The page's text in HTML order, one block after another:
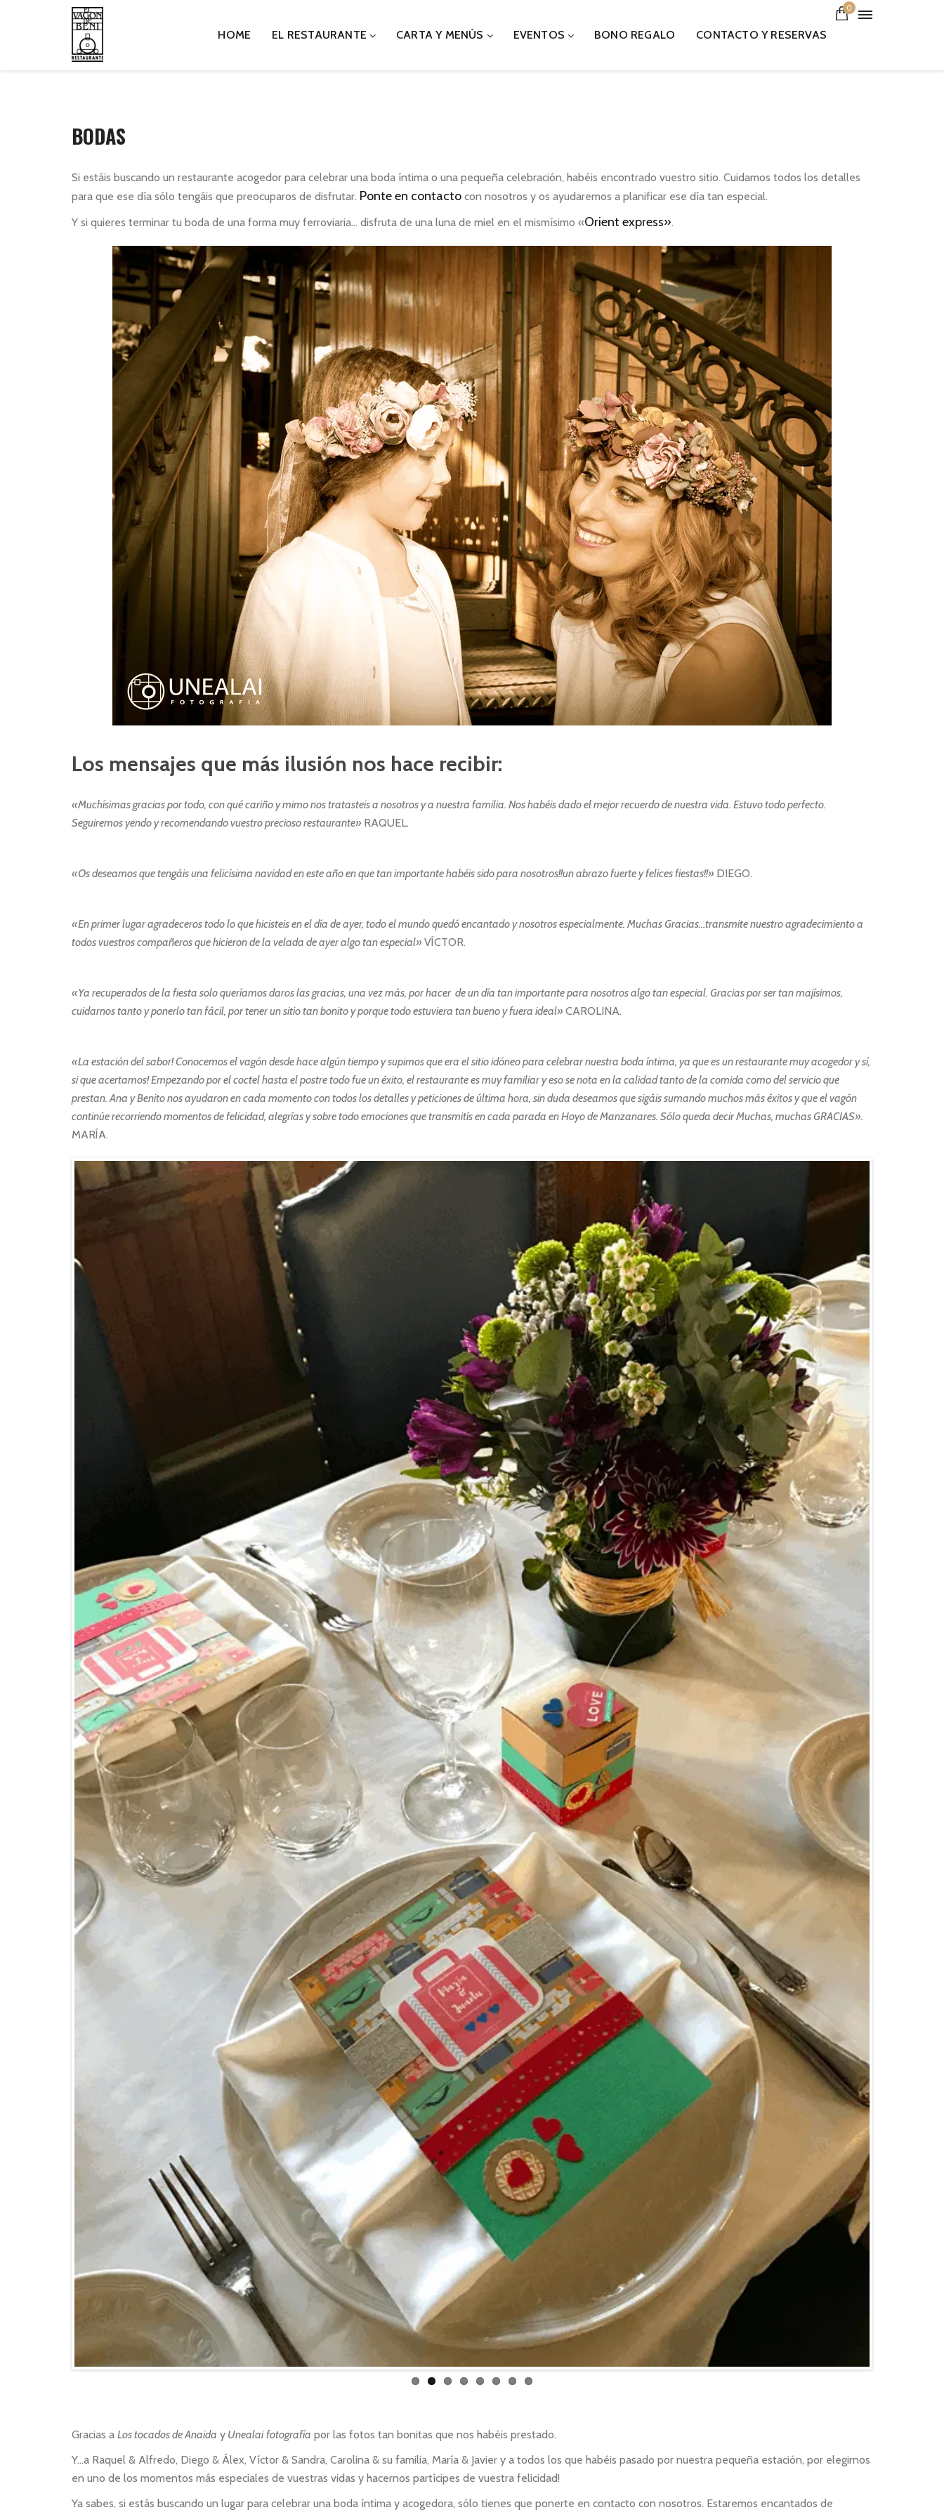
0
HOME EL RESTAURANTE CARTA Y MENÚS EVENTOS BONO REGALO CONTACTO Y RESERVAS
BODAS
Si estáis buscando un restaurante acogedor para celebrar una boda íntima o una pequeña celebración, habéis encontrado vuestro sitio. Cuidamos todos los detalles
para que ese día sólo tengáis que preocuparos de disfrutar. Ponte en contacto con nosotros y os ayudaremos a planificar ese día tan especial.
Y si quieres terminar tu boda de una forma muy ferroviaria… disfruta de una luna de miel en el mismísimo «Orient express».
Los mensajes que más ilusión nos hace recibir:
«Muchísimas gracias por todo, con qué cariño y mimo nos tratasteis a nosotros y a nuestra familia. Nos habéis dado el mejor recuerdo de nuestra vida. Estuvo todo perfecto.
Seguiremos yendo y recomendando vuestro precioso restaurante» RAQUEL.
«Os deseamos que tengáis una felicísima navidad en este año en que tan importante habéis sido para nosotros!!un abrazo fuerte y felices fiestas!!» DIEGO.
«En primer lugar agradeceros todo lo que hicisteis en el día de ayer, todo el mundo quedó encantado y nosotros especialmente. Muchas Gracias…transmite nuestro agradecimiento a
todos vuestros compañeros que hicieron de la velada de ayer algo tan especial» VÍCTOR.
«Ya recuperados de la fiesta solo queríamos daros las gracias, una vez más, por hacer de un día tan importante para nosotros algo tan especial. Gracias por ser tan majísimos,
cuidarnos tanto y ponerlo tan fácil, por tener un sitio tan bonito y porque todo estuviera tan bueno y fuera ideal» CAROLINA.
«La estación del sabor! Conocemos el vagón desde hace algún tiempo y supimos que era el sitio idóneo para celebrar nuestra boda íntima, ya que es un restaurante muy acogedor y sí,
si que acertamos! Empezando por el coctel hasta el postre todo fue un éxito, el restaurante es muy familiar y eso se nota en la calidad tanto de la comida como del servicio que
prestan. Ana y Benito nos ayudaron en cada momento con todos los detalles y peticiones de última hora, sin duda deseamos que sigáis sumando muchos más éxitos y que el vagón
continúe recorriendo momentos de felicidad, alegrías y sobre todo emociones que transmitís en cada parada en Hoyo de Manzanares. Sólo queda decir Muchas, muchas GRACIAS».
MARÍA.
Gracias aLos tocados de Anaida fotografía por las fotos tan bonitas que nos habéis prestado.
Y…a Raquel & Alfredo, Diego & Álex, Víctor & Sandra, Carolina & su familia, María & Javier y a todos los que habéis pasado por nuestra pequeña estación, por elegirnos
en uno de los momentos más especiales de vuestras vidas y hacernos partícipes de vuestra felicidad!
Ya sabes, si estás buscando un lugar para celebrar una boda íntima y acogedora, sólo tienes que ponerte en contacto con nosotros. Estaremos encantados de
ayudarte con todo!
CARTA Y MENÚS
La Carta
Carta de bebidas
Carta de vinos
Comida para recoger
Menús
Menús para Grupos
Reserva mesa / Ubicación
Historia
Reserva el vagón para dos
EVENTOS
Bodas
Reserva el vagón para dos
CONTACTO
Dirección: Calle San Macario, 6
Hoyo de Manzanares. Madrid.
Teléfono: +34 91 856 68 12
Email: elvagondebenito@gmail.com